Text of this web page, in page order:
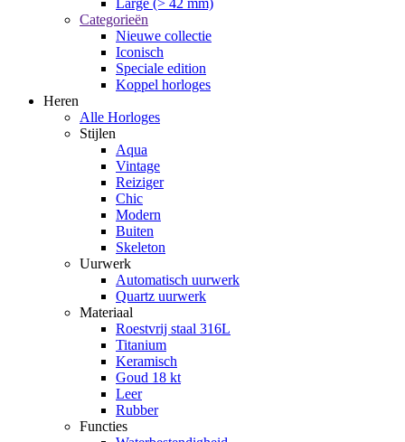
Categorieën
Nieuwe collectie
Iconisch
Speciale edition
Koppel horloges
Heren
Alle Horloges
Stijlen
Aqua
Vintage
Reiziger
Chic
Modern
Buiten
Skeleton
Uurwerk
Automatisch uurwerk
Quartz uurwerk
Materiaal
Roestvrij staal 316L
Titanium
Keramisch
Goud 18 kt
Leer
Rubber
Functies